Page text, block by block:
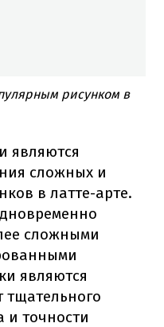
рисунком в
являются
сложных и
в латте-арте.
сложными
являются
тщательного
и точности